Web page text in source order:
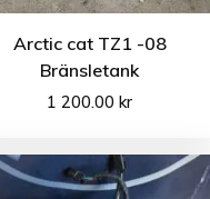
Arctic cat TZ1 -08
Bränsletank
1 200.00kr